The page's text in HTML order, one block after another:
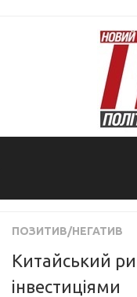
ПОЗИТИВ/НЕГАТИВ
Китайський
інвестиціями